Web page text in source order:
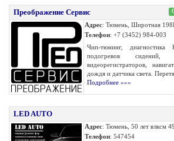
Преображение Сервис
Адрес: Тюмень, Широтная
Телефон: +7 (3452) 984-003
Чип-тюнинг, диагностика
подогревов сидений,
видеорегистраторов,
дождя и датчика света.
Подробнее »»»
LED AUTO
Адрес: Тюмень, 50 лет влксм
Телефон: 547454